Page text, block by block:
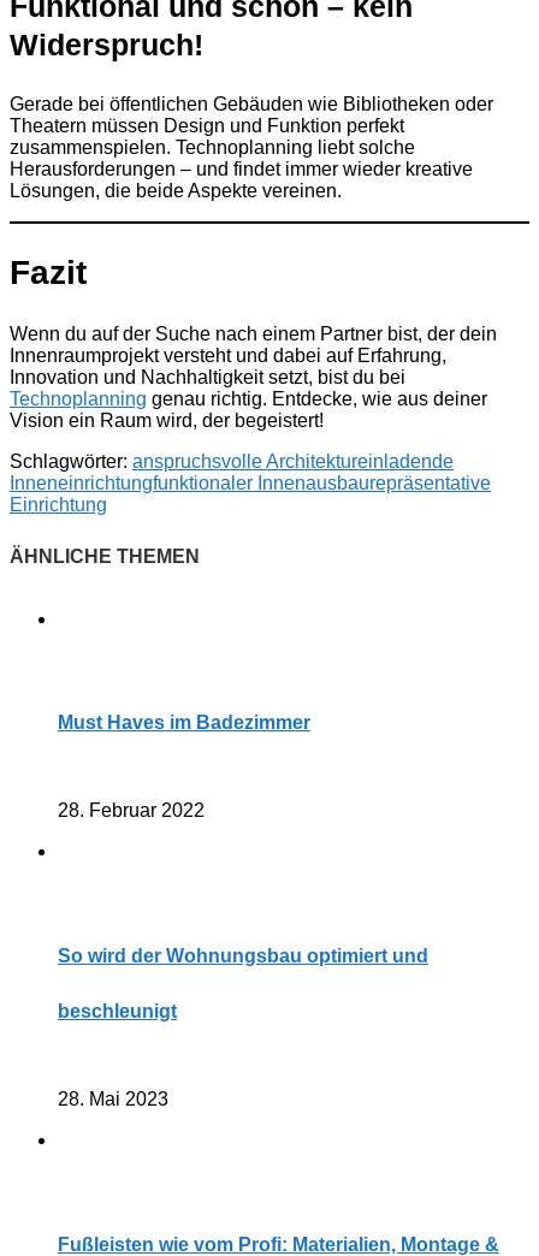
Widerspruch!
Gerade bei öffentlichen Gebäuden wie Bibliotheken oder
Theatern müssen Design und Funktion perfekt
zusammenspielen. Technoplanning liebt solche
Herausforderungen – und findet immer wieder kreative
Lösungen, die beide Aspekte vereinen.
Fazit
Wenn du auf der Suche nach einem Partner bist, der dein
Innenraumprojekt versteht und dabei auf Erfahrung,
Innovation und Nachhaltigkeit setzt, bist du bei
Technoplanning genau richtig. Entdecke, wie aus deiner
Vision ein Raum wird, der begeistert!
Schlagwörter: anspruchsvolle Architektureinladende
Inneneinrichtungfunktionaler Innenausbaurepräsentative
Einrichtung
Must Haves im Badezimmer
28. Februar 2022
So wird der Wohnungsbau optimiert und
beschleunigt
28. Mai 2023
Fußleisten wie vom Profi: Materialien, Montage &